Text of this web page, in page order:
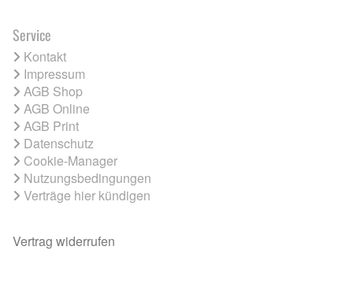
Service
Kontakt
Impressum
AGB Shop
AGB Online
AGB Print
Datenschutz
Cookie-Manager
Nutzungsbedingungen
Verträge hier kündigen
Vertrag widerrufen